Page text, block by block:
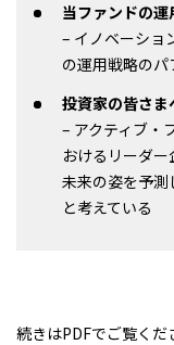
当ファンドの
– イノベーショ
の運用戦略の
投資家の皆さ
– アクティブ・
おけるリーダ
未来の姿を予
と考えている
続きはPDFでご覧くだ